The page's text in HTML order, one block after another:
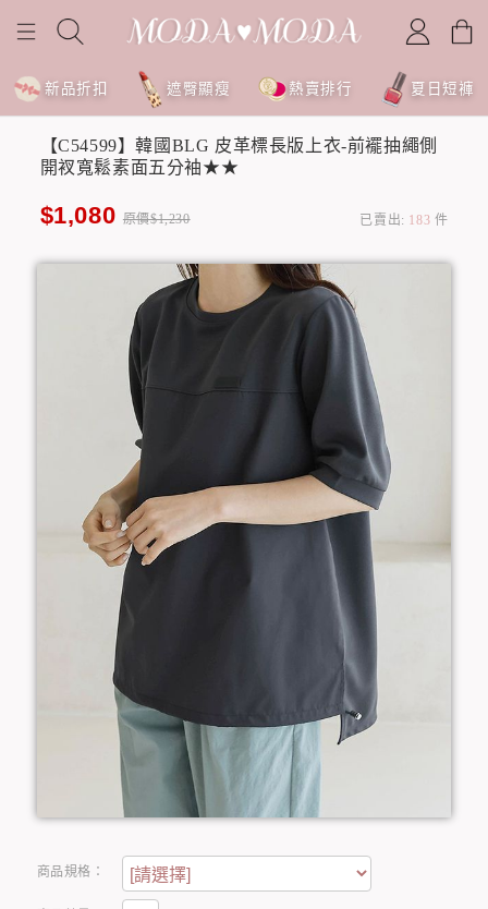
新品折扣 遮臀顯瘦 熱賣排行 夏日短褲
【C54599】韓國BLG 皮革標長版上衣-前襬抽繩側
開衩寬鬆素面五分袖★★
$1,080 原價$1,230 已賣出: 183 件
商品規格：